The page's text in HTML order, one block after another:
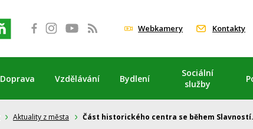
Webkamery Kontakty
Doprava Vzdělávání Bydlení
Sociální
služby
Aktuality z města Část historického centra se během